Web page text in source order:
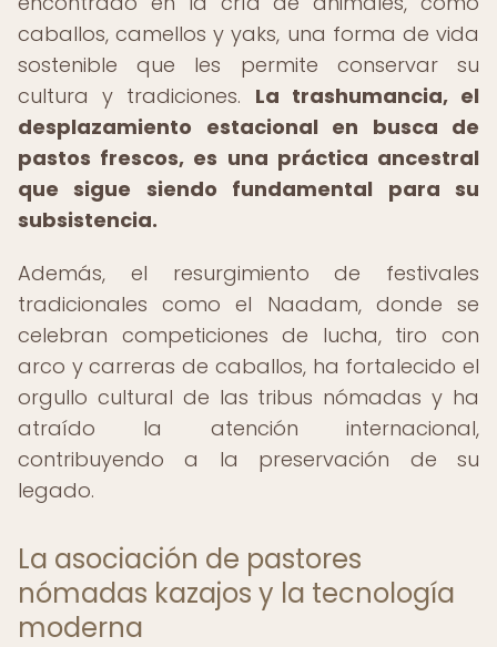
caballos, camellos y yaks, una forma de vida
sostenible que les permite conservar su
cultura y tradiciones. La trashumancia, el
desplazamiento estacional en busca de
pastos frescos, es una práctica ancestral
que sigue siendo fundamental para su
subsistencia.
Además, el resurgimiento de festivales
tradicionales como el Naadam, donde se
celebran competiciones de lucha, tiro con
arco y carreras de caballos, ha fortalecido el
orgullo cultural de las tribus nómadas y ha
atraído la atención internacional,
contribuyendo a la preservación de su
legado.
La asociación de pastores
nómadas kazajos y la tecnología
moderna